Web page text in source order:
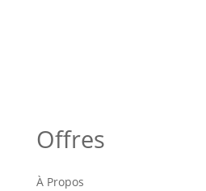
Offres
À Propos